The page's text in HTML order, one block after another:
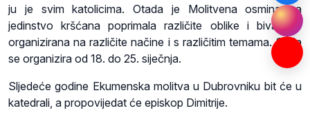
ju je svim katolicima. Otada je Molitvena osmina za
jedinstvo kršćana poprimala različite oblike i bivala je
organizirana na različite načine i s različitim temama. Sada
se organizira od 18. do 25. siječnja.
Sljedeće godine Ekumenska molitva u Dubrovniku bit će u
katedrali, a propovijedat će episkop Dimitrije.